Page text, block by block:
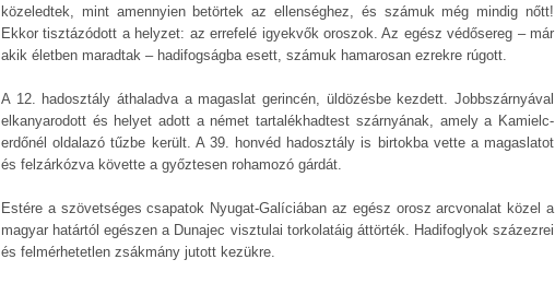
közeledtek, mint amennyien betörtek az ellenséghez, és számuk még mindig nőtt!
Ekkor tisztázódott a helyzet: az errefelé igyekvők oroszok. Az egész védősereg – már
akik életben maradtak – hadifogságba esett, számuk hamarosan ezrekre rúgott.
A 12. hadosztály áthaladva a magaslat gerincén, üldözésbe kezdett. Jobbszárnyával
elkanyarodott és helyet adott a német tartalékhadtest szárnyának, amely a Kamielc-
erdőnél oldalazó tűzbe került. A 39. honvéd hadosztály is birtokba vette a magaslatot
és felzárkózva követte a győztesen rohamozó gárdát.
Estére a szövetséges csapatok Nyugat-Galíciában az egész orosz arcvonalat közel a
magyar határtól egészen a Dunajec visztulai torkolatáig áttörték. Hadifoglyok százezrei
és felmérhetetlen zsákmány jutott kezükre.